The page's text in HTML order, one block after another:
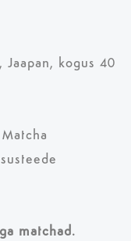
Jaapan, kogus 40
matchad.